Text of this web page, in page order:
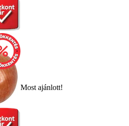
Most ajánlott!